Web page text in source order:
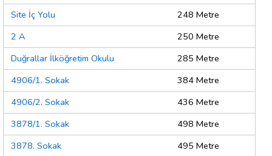
Site İç Yolu
248 Metre
2 A
250 Metre
Duğrallar İlköğretim Okulu
285 Metre
4906/1. Sokak
384 Metre
4906/2. Sokak
436 Metre
3878/1. Sokak
498 Metre
3878. Sokak
495 Metre